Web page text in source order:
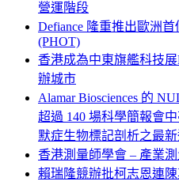
營運階段
Defiance 隆重推出歐洲首
(PHOT)
香港成為中東旗艦科技
辦城市
Alamar Biosciences 的
超過 140 場科學簡報會
默症生物標記剖析之最
香港測量師學會 – 產業
賴瑞隆競辦批柯志恩連